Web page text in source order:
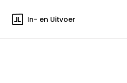
In- en Uitvoer